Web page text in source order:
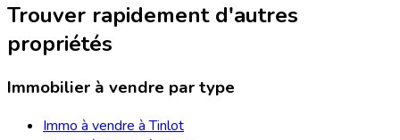
Trouver rapidement d'autres
propriétés
Immobilier à vendre par type
Immo à vendre à Tinlot